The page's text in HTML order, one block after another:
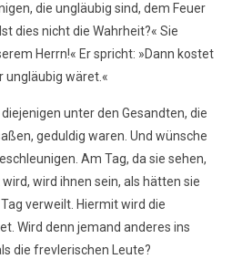
die ungläubig sind, dem Feuer
dies nicht die Wahrheit?« Sie
Herrn!« Er spricht: »Dann kostet
ungläubig wäret.«
unter den Gesandten, die
geduldig waren. Und wünsche
Am Tag, da sie sehen,
wird ihnen sein, als hätten sie
verweilt. Hiermit wird die
Wird denn jemand anderes ins
die frevlerischen Leute?